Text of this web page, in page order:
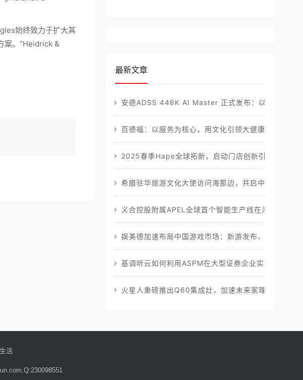
始终致力于扩大其
案。”Heidrick &
最新文章
安德ADSS 448K AI Master 正式发布：以智能科技
百德福：以服务为核心，用文化引领大健康产业新征程
2025春季Hape全球拓新，启动门店创新引擎
希腊驻华旅游文化大使访问海那边，共启中希移民合
义合控股附属APEL全球首个智能生产线在港启动
娱美德加速布局中国游戏市场：新游发布、研发中心
基调听云如何利用ASPM在大型证券企业实现应用运
火星人重磅推出Q60集成灶，加速未来家理念进一步
生活